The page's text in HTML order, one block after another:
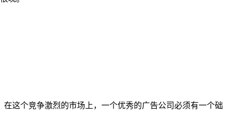
这个竞争激烈的市场上，一个优秀的广告公司必须有一个础